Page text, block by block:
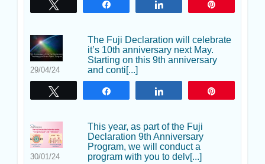
Compartir Compartir
29/04/24
The Fuji Declaration will celebrate
it’s 10th anniversary next May.
Starting on this 9th anniversary
and conti[...]
Compartir Compartir
30/01/24
This year, as part of the Fuji
Declaration 9th Anniversary
Program, we will conduct a
program with you to delv[...]